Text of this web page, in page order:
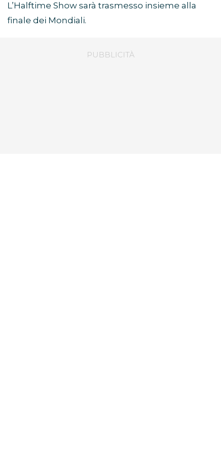
L’Halftime Show sarà trasmesso insieme alla
finale dei Mondiali.